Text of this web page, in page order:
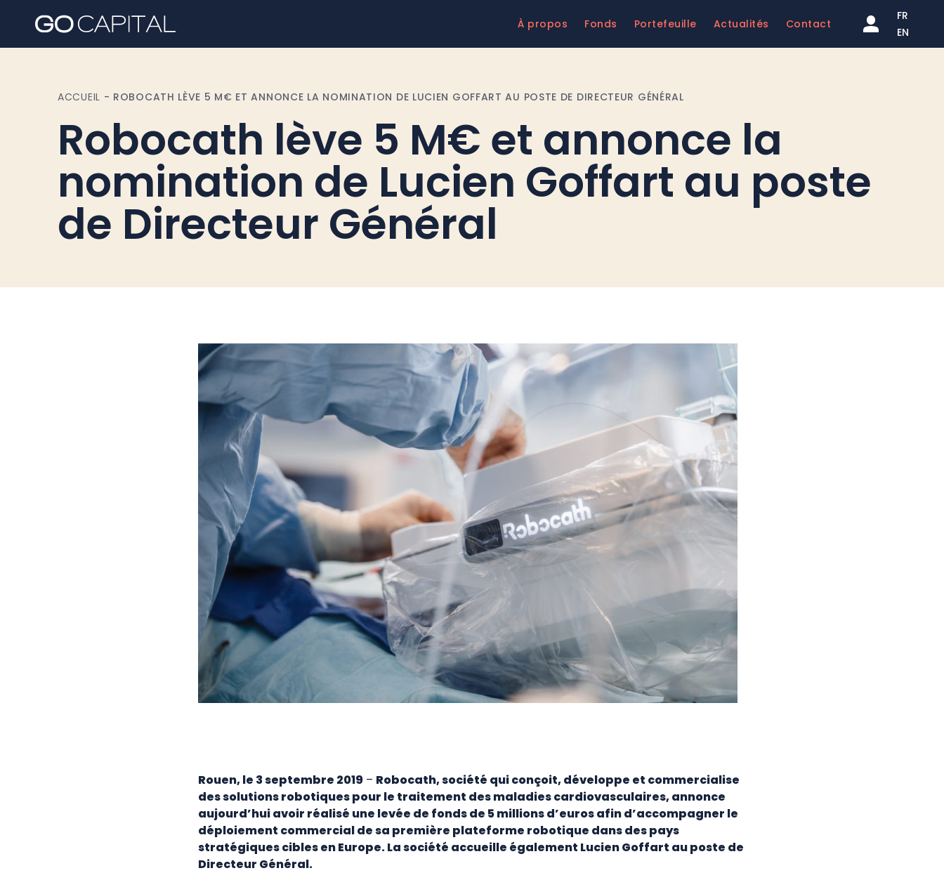
À propos Fonds Portefeuille Actualités Contact
FR
EN
ACCUEIL - ROBOCATH LÈVE 5 M€ ET ANNONCE LA NOMINATION DE LUCIEN GOFFART AU POSTE DE DIRECTEUR GÉNÉRAL
Robocath lève 5 M€ et annonce la
nomination de Lucien Goffart au poste
de Directeur Général
Rouen, le 3 septembre 2019 – Robocath, société qui conçoit, développe et commercialise
des solutions robotiques pour le traitement des maladies cardiovasculaires, annonce
aujourd’hui avoir réalisé une levée de fonds de 5 millions d’euros afin d’accompagner le
déploiement commercial de sa première plateforme robotique dans des pays
stratégiques cibles en Europe. La société accueille également Lucien Goffart au poste de
Directeur Général.